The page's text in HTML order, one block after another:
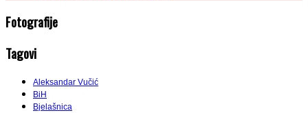
Fotografije
Tagovi
Aleksandar Vučić
BiH
Bjelašnica